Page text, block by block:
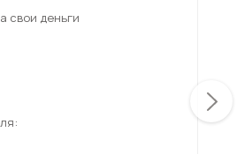
свои деньги